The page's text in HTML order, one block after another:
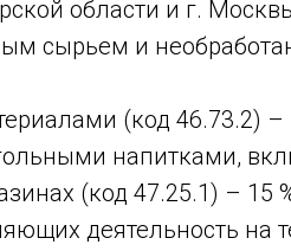
области и г.
сырьем и
(код 46.73.2) –
напитками,
(код 47.25.1) – 15
деятельность на